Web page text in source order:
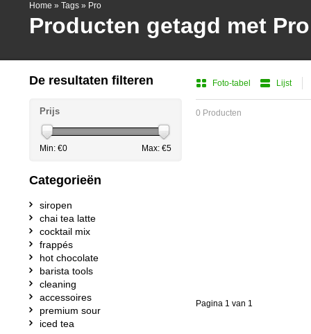
Home » Tags » Pro
Producten getagd met Pro
Foto-tabel Lijst
0 Producten
Pagina 1 van 1
De resultaten filteren
Prijs
Min: €0 Max: €5
Categorieën
siropen
chai tea latte
cocktail mix
frappés
hot chocolate
barista tools
cleaning
accessoires
premium sour
iced tea